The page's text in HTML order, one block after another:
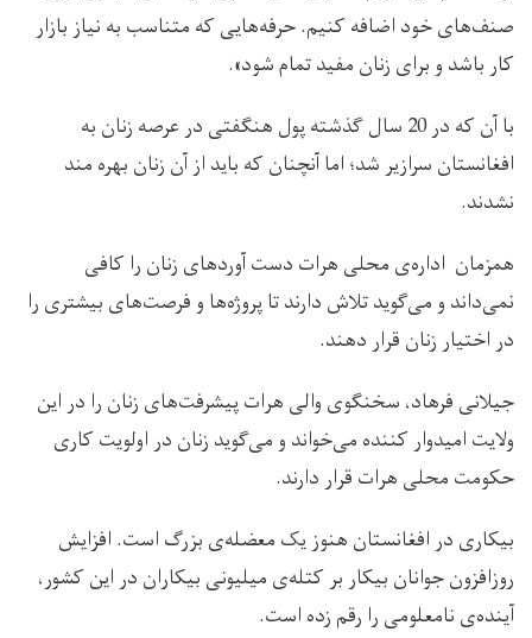
صنف‌های خود اضافه کنیم. حرفه‌هایی که متناسب به نیاز بازار
کار باشد و برای زنان مفید تمام شود».
با آن که در 20 سال گذشته پول هنگفتی در عرصه زنان به
افغانستان سرازیر شد؛ اما آنچنان که باید از آن زنان بهره مند
نشدند.
همزمان اداره‌ی محلی هرات دست آورد‌های زنان را کافی
نمی‌داند و می‌گوید تلاش دارند تا پروژه‌ها و فرصت‌های بیشتری را
در اختیار زنان قرار دهند.
جیلانی فرهاد، سخنگوی والی هرات پیشرفت‌های زنان را در این
ولایت امیدوار کننده می‌خواند و می‌گوید زنان در اولویت کاری
حکومت محلی هرات قرار دارند.
بیکاری در افغانستان هنوز یک معضله‌ی بزرگ است. افزایش
روزافزون جوانان بیکار بر کتله‌ی میلیونی بیکاران در این کشور،
آینده‌ی نامعلومی را رقم زده است.